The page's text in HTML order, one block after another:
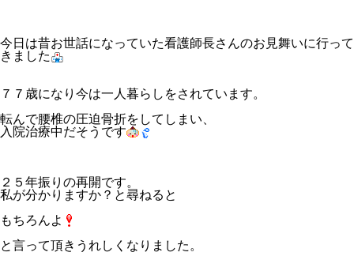
今日は昔お世話になっていた看護師長さんのお見舞いに行って
きました
７７歳になり今は一人暮らしをされています。
転んで腰椎の圧迫骨折をしてしまい、
入院治療中だそうです
２５年振りの再開です。
私が分かりますか？と尋ねると
もちろんよ
と言って頂きうれしくなりました。